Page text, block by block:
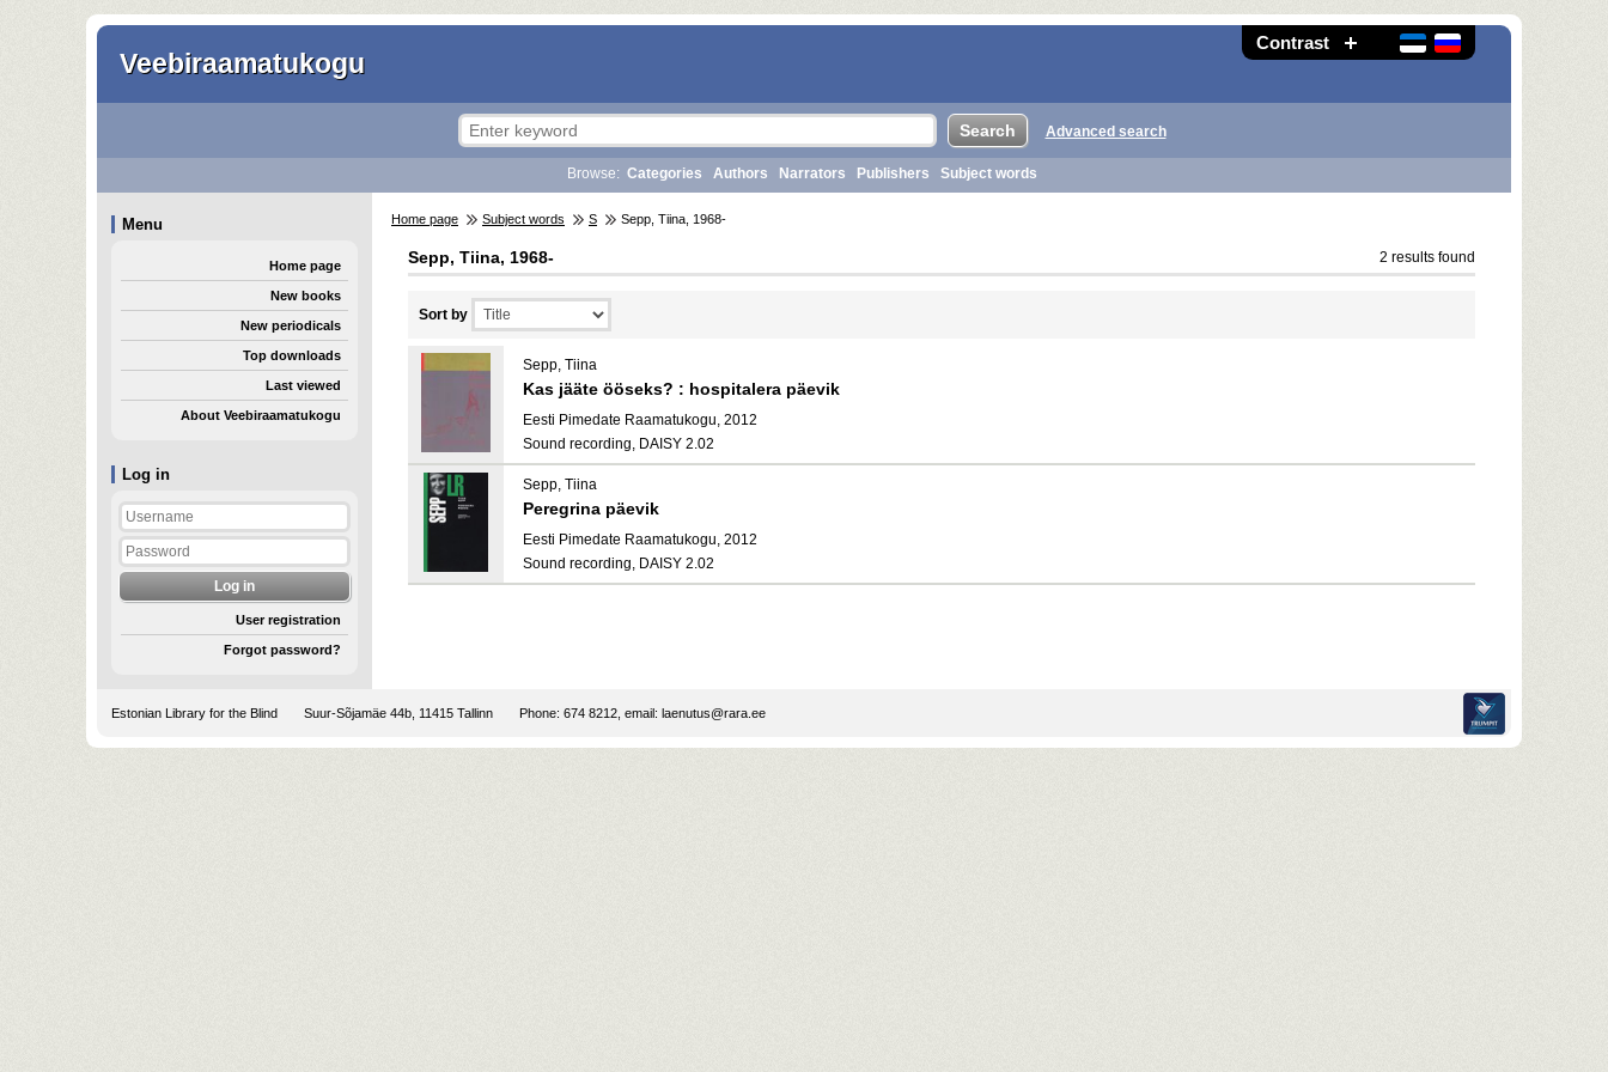
Contrast
Veebiraamatukogu
Log in
User registration
Forgot password?
Advanced search
Browse: Categories Authors Narrators Publishers Subject words
Menu
Home page
New books
New periodicals
Top downloads
Last viewed
About Veebiraamatukogu
Home page Subject words S Sepp, Tiina, 1968-
Sepp, Tiina, 1968- 2 results found
Sort by
Sepp, Tiina
Kas jääte ööseks? : hospitalera päevik
Eesti Pimedate Raamatukogu, 2012
Sound recording, DAISY 2.02
Sepp, Tiina
Peregrina päevik
Eesti Pimedate Raamatukogu, 2012
Sound recording, DAISY 2.02
Estonian Library for the Blind Suur-Sõjamäe 44b, 11415 Tallinn Phone: 674 8212, email: laenutus@rara.ee